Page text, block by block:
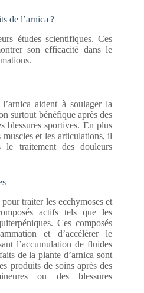
de l’arnica ?
études scientifiques. Ces
son efficacité dans le
aident à soulager la
surtout bénéfique après des
blessures sportives. En plus
et les articulations, il
traitement des douleurs
traiter les ecchymoses et
actifs tels que les
Ces composés
et d’accélérer le
l’accumulation de fluides
de la plante d’arnica sont
produits de soins après des
ou des blessures